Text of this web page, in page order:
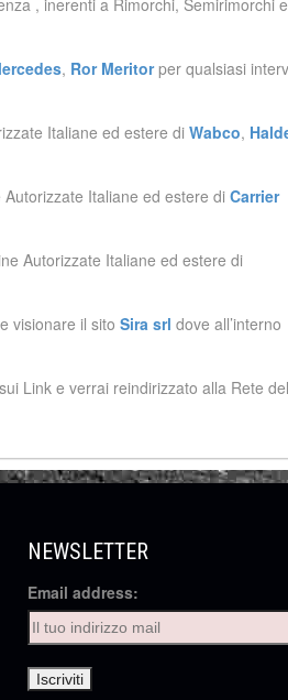
, inerenti a Rimorchi, Semirimorchi e
, Ror Meritorper qualsiasi
Italiane ed estere di Wabco,
Italiane ed estere di Carrier
Autorizzate Italiane ed estere di
visionare il sito Sira srl dove all’interno
Link e verrai reindirizzato alla Rete
NEWSLETTER
Email address: